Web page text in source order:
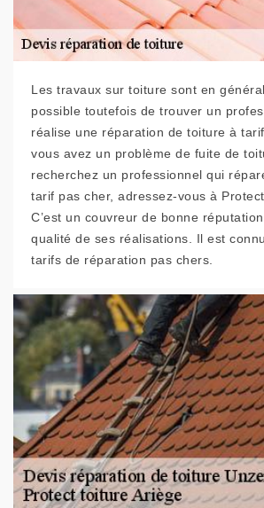
Les travaux sur toiture sont en
possible toutefois de trouver un
réalise une réparation de toiture à
vous avez un problème de fuite de
recherchez un professionnel qui
tarif pas cher, adressez-vous à
C’est un couvreur de bonne
qualité de ses réalisations. Il est
tarifs de réparation pas chers.